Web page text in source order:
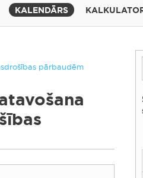
KALENDĀRS
pārbaudēm